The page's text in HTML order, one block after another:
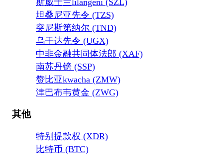
斯威士兰lilangeni (SZL)
坦桑尼亚先令 (TZS)
突尼斯第纳尔 (TND)
乌干达先令 (UGX)
中非金融共同体法郎 (XAF)
南苏丹镑 (SSP)
赞比亚kwacha (ZMW)
津巴布韦黄金 (ZWG)
其他
特别提款权 (XDR)
比特币 (BTC)